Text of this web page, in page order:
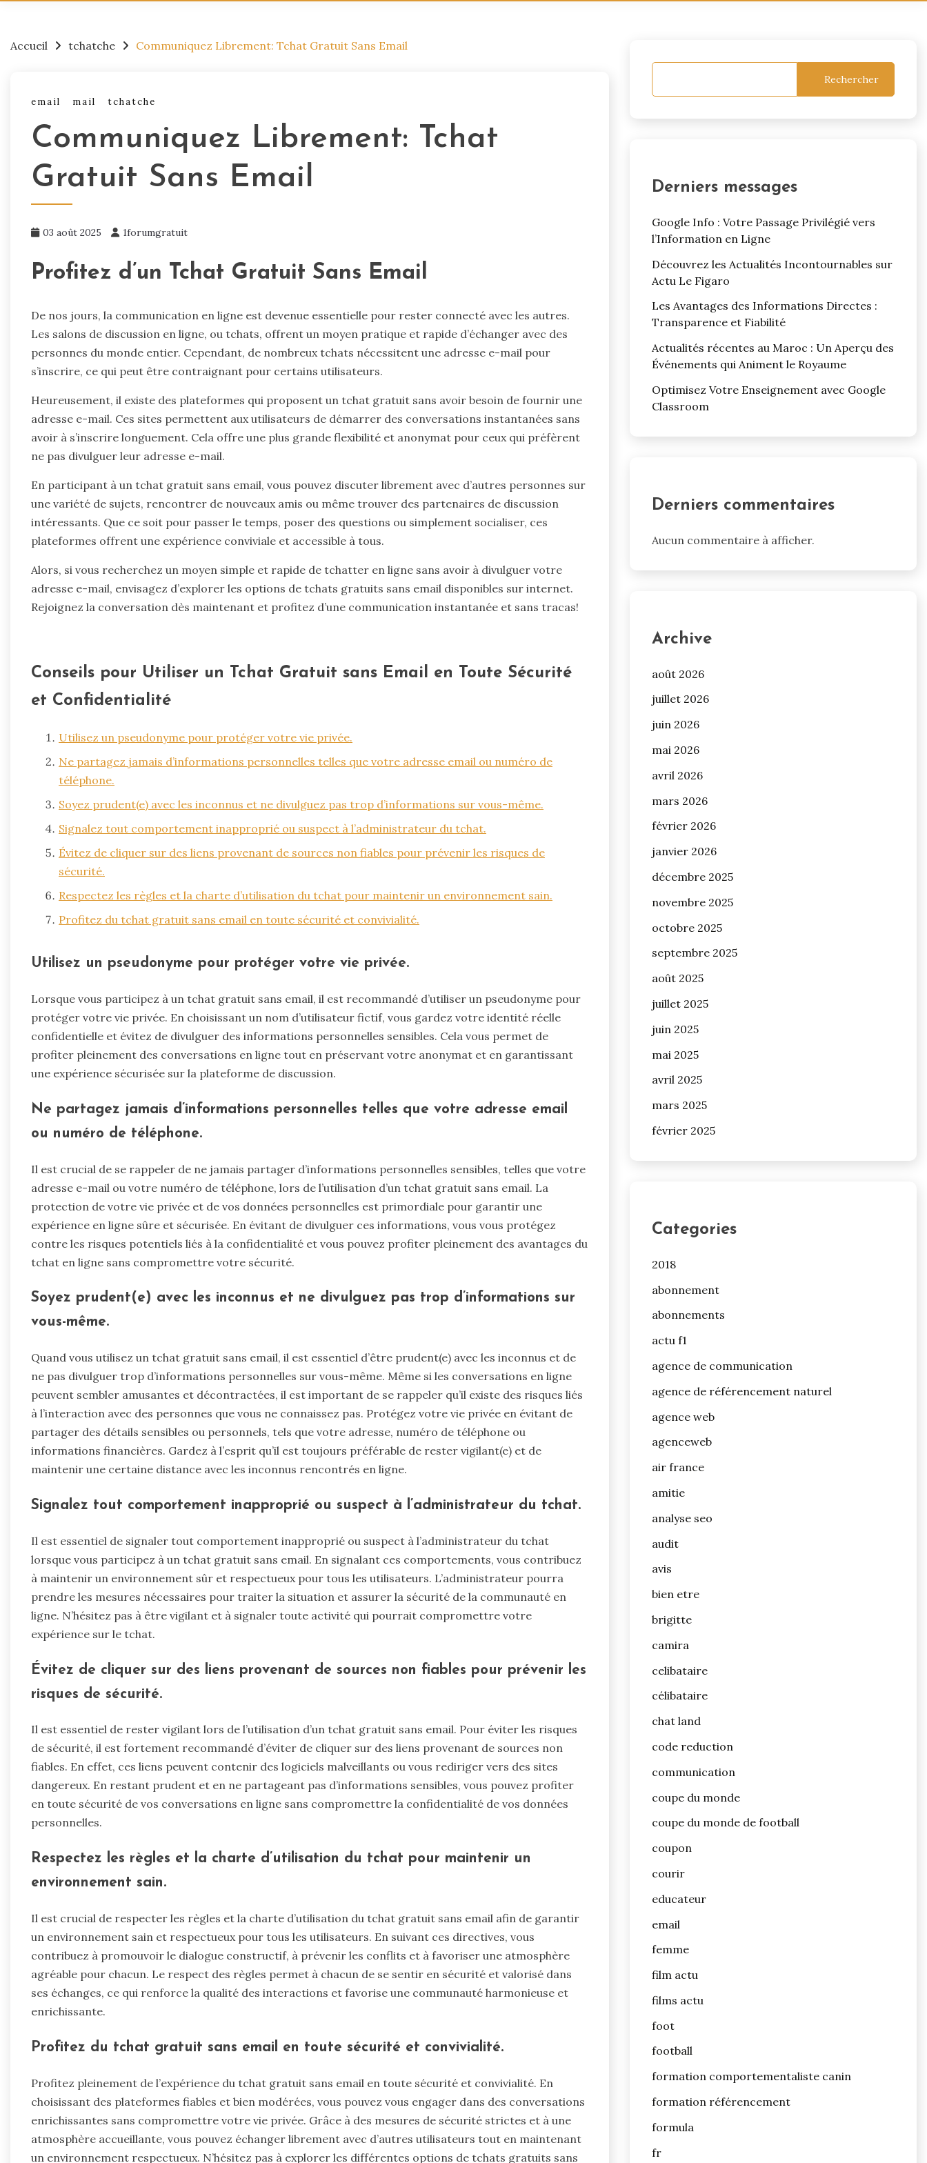
Accueil tchatche Communiquez Librement: Tchat Gratuit Sans Email
email mail tchatche
Communiquez Librement: Tchat
Gratuit Sans Email
03 août 2025 1forumgratuit
Profitez d’un Tchat Gratuit Sans Email
De nos jours, la communication en ligne est devenue essentielle pour rester connecté avec les autres.
Les salons de discussion en ligne, ou tchats, offrent un moyen pratique et rapide d’échanger avec des
personnes du monde entier. Cependant, de nombreux tchats nécessitent une adresse e-mail pour
s’inscrire, ce qui peut être contraignant pour certains utilisateurs.
Heureusement, il existe des plateformes qui proposent un tchat gratuit sans avoir besoin de fournir une
adresse e-mail. Ces sites permettent aux utilisateurs de démarrer des conversations instantanées sans
avoir à s’inscrire longuement. Cela offre une plus grande flexibilité et anonymat pour ceux qui préfèrent
ne pas divulguer leur adresse e-mail.
En participant à un tchat gratuit sans email, vous pouvez discuter librement avec d’autres personnes sur
une variété de sujets, rencontrer de nouveaux amis ou même trouver des partenaires de discussion
intéressants. Que ce soit pour passer le temps, poser des questions ou simplement socialiser, ces
plateformes offrent une expérience conviviale et accessible à tous.
Alors, si vous recherchez un moyen simple et rapide de tchatter en ligne sans avoir à divulguer votre
adresse e-mail, envisagez d’explorer les options de tchats gratuits sans email disponibles sur internet.
Rejoignez la conversation dès maintenant et profitez d’une communication instantanée et sans tracas!
Conseils pour Utiliser un Tchat Gratuit sans Email en Toute Sécurité
et Confidentialité
Utilisez un pseudonyme pour protéger votre vie privée.
Ne partagez jamais d’informations personnelles telles que votre adresse email ou numéro de
téléphone.
Soyez prudent(e) avec les inconnus et ne divulguez pas trop d’informations sur vous-même.
Signalez tout comportement inapproprié ou suspect à l’administrateur du tchat.
Évitez de cliquer sur des liens provenant de sources non fiables pour prévenir les risques de
sécurité.
Respectez les règles et la charte d’utilisation du tchat pour maintenir un environnement sain.
Profitez du tchat gratuit sans email en toute sécurité et convivialité.
Utilisez un pseudonyme pour protéger votre vie privée.
Lorsque vous participez à un tchat gratuit sans email, il est recommandé d’utiliser un pseudonyme pour
protéger votre vie privée. En choisissant un nom d’utilisateur fictif, vous gardez votre identité réelle
confidentielle et évitez de divulguer des informations personnelles sensibles. Cela vous permet de
profiter pleinement des conversations en ligne tout en préservant votre anonymat et en garantissant
une expérience sécurisée sur la plateforme de discussion.
Ne partagez jamais d’informations personnelles telles que votre adresse email
ou numéro de téléphone.
Il est crucial de se rappeler de ne jamais partager d’informations personnelles sensibles, telles que votre
adresse e-mail ou votre numéro de téléphone, lors de l’utilisation d’un tchat gratuit sans email. La
protection de votre vie privée et de vos données personnelles est primordiale pour garantir une
expérience en ligne sûre et sécurisée. En évitant de divulguer ces informations, vous vous protégez
contre les risques potentiels liés à la confidentialité et vous pouvez profiter pleinement des avantages du
tchat en ligne sans compromettre votre sécurité.
Soyez prudent(e) avec les inconnus et ne divulguez pas trop d’informations sur
vous-même.
Quand vous utilisez un tchat gratuit sans email, il est essentiel d’être prudent(e) avec les inconnus et de
ne pas divulguer trop d’informations personnelles sur vous-même. Même si les conversations en ligne
peuvent sembler amusantes et décontractées, il est important de se rappeler qu’il existe des risques liés
à l’interaction avec des personnes que vous ne connaissez pas. Protégez votre vie privée en évitant de
partager des détails sensibles ou personnels, tels que votre adresse, numéro de téléphone ou
informations financières. Gardez à l’esprit qu’il est toujours préférable de rester vigilant(e) et de
maintenir une certaine distance avec les inconnus rencontrés en ligne.
Signalez tout comportement inapproprié ou suspect à l’administrateur du tchat.
Il est essentiel de signaler tout comportement inapproprié ou suspect à l’administrateur du tchat
lorsque vous participez à un tchat gratuit sans email. En signalant ces comportements, vous contribuez
à maintenir un environnement sûr et respectueux pour tous les utilisateurs. L’administrateur pourra
prendre les mesures nécessaires pour traiter la situation et assurer la sécurité de la communauté en
ligne. N’hésitez pas à être vigilant et à signaler toute activité qui pourrait compromettre votre
expérience sur le tchat.
Évitez de cliquer sur des liens provenant de sources non fiables pour prévenir les
risques de sécurité.
Il est essentiel de rester vigilant lors de l’utilisation d’un tchat gratuit sans email. Pour éviter les risques
de sécurité, il est fortement recommandé d’éviter de cliquer sur des liens provenant de sources non
fiables. En effet, ces liens peuvent contenir des logiciels malveillants ou vous rediriger vers des sites
dangereux. En restant prudent et en ne partageant pas d’informations sensibles, vous pouvez profiter
en toute sécurité de vos conversations en ligne sans compromettre la confidentialité de vos données
personnelles.
Respectez les règles et la charte d’utilisation du tchat pour maintenir un
environnement sain.
Il est crucial de respecter les règles et la charte d’utilisation du tchat gratuit sans email afin de garantir
un environnement sain et respectueux pour tous les utilisateurs. En suivant ces directives, vous
contribuez à promouvoir le dialogue constructif, à prévenir les conflits et à favoriser une atmosphère
agréable pour chacun. Le respect des règles permet à chacun de se sentir en sécurité et valorisé dans
ses échanges, ce qui renforce la qualité des interactions et favorise une communauté harmonieuse et
enrichissante.
Profitez du tchat gratuit sans email en toute sécurité et convivialité.
Profitez pleinement de l’expérience du tchat gratuit sans email en toute sécurité et convivialité. En
choisissant des plateformes fiables et bien modérées, vous pouvez vous engager dans des conversations
enrichissantes sans compromettre votre vie privée. Grâce à des mesures de sécurité strictes et à une
atmosphère accueillante, vous pouvez échanger librement avec d’autres utilisateurs tout en maintenant
un environnement respectueux. N’hésitez pas à explorer les différentes options de tchats gratuits sans
Rechercher
Derniers messages
Google Info : Votre Passage Privilégié vers
l’Information en Ligne
Découvrez les Actualités Incontournables sur
Actu Le Figaro
Les Avantages des Informations Directes :
Transparence et Fiabilité
Actualités récentes au Maroc : Un Aperçu des
Événements qui Animent le Royaume
Optimisez Votre Enseignement avec Google
Classroom
Derniers commentaires
Aucun commentaire à afficher.
Archive
août 2026
juillet 2026
juin 2026
mai 2026
avril 2026
mars 2026
février 2026
janvier 2026
décembre 2025
novembre 2025
octobre 2025
septembre 2025
août 2025
juillet 2025
juin 2025
mai 2025
avril 2025
mars 2025
février 2025
Categories
2018
abonnement
abonnements
actu f1
agence de communication
agence de référencement naturel
agence web
agenceweb
air france
amitie
analyse seo
audit
avis
bien etre
brigitte
camira
celibataire
célibataire
chat land
code reduction
communication
coupe du monde
coupe du monde de football
coupon
courir
educateur
email
femme
film actu
films actu
foot
football
formation comportementaliste canin
formation référencement
formula
fr